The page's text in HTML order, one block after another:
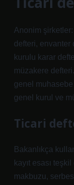
Anonim
defteri, envanter
kurulu karar
müzakere
genel
genel kurul ve
Ticari
Bakanlıkça
kayıt esası
makbuzu,